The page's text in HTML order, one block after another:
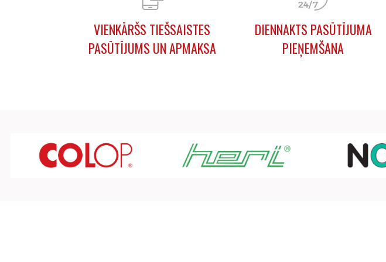
VIENKĀRŠS TIEŠSAISTES
PASŪTĪJUMS UN APMAKSA
DIENNAKTS PASŪTĪJUMA
PIEŅEMŠANA